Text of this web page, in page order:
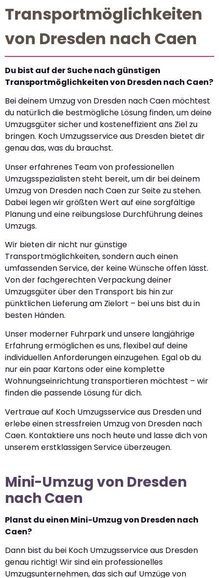
Transportmöglichkeiten
von Dresden nach Caen
Du bist auf der Suche nach günstigen
Transportmöglichkeiten von Dresden nach Caen?
Bei deinem Umzug von Dresden nach Caen möchtest
du natürlich die bestmögliche Lösung finden, um deine
Umzugsgüter sicher und kosteneffizient ans Ziel zu
bringen. Koch Umzugsservice aus Dresden bietet dir
genau das, was du brauchst.
Unser erfahrenes Team von professionellen
Umzugsspezialisten steht bereit, um dir bei deinem
Umzug von Dresden nach Caen zur Seite zu stehen.
Dabei legen wir größten Wert auf eine sorgfältige
Planung und eine reibungslose Durchführung deines
Umzugs.
Wir bieten dir nicht nur günstige
Transportmöglichkeiten, sondern auch einen
umfassenden Service, der keine Wünsche offen lässt.
Von der fachgerechten Verpackung deiner
Umzugsgüter über den Transport bis hin zur
pünktlichen Lieferung am Zielort – bei uns bist du in
besten Händen.
Unser moderner Fuhrpark und unsere langjährige
Erfahrung ermöglichen es uns, flexibel auf deine
individuellen Anforderungen einzugehen. Egal ob du
nur ein paar Kartons oder eine komplette
Wohnungseinrichtung transportieren möchtest – wir
finden die passende Lösung für dich.
Vertraue auf Koch Umzugsservice aus Dresden und
erlebe einen stressfreien Umzug von Dresden nach
Caen. Kontaktiere uns noch heute und lasse dich von
unserem erstklassigen Service überzeugen.
Mini-Umzug von Dresden
nach Caen
Planst du einen Mini-Umzug von Dresden nach
Caen?
Dann bist du bei Koch Umzugsservice aus Dresden
genau richtig! Wir sind ein professionelles
Umzugsunternehmen, das sich auf Umzüge von